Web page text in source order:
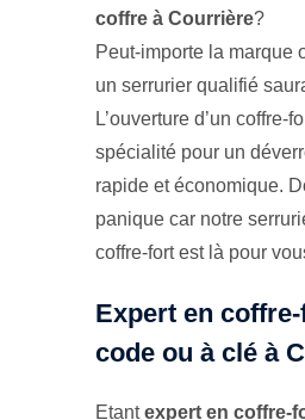
coffre à Courrière?
Peut-importe la marque
un serrurier qualifié
L’ouverture d’un coffre-
spécialité pour un
rapide et économique.
panique car notre
coffre-fort est là pour
Expert en
code ou à clé à
Etantexpert en coffre-